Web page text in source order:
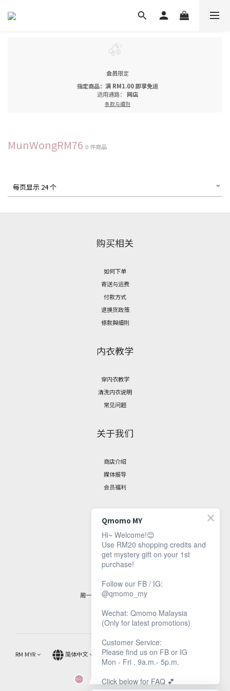
会员限定
指定商品：满 RM1.00 即享免运
适用通路： 网店
条款与细则
MunWongRM76 0 件商品
每页显示 24 个
购买相关
如何下单
寄送与运费
付款方式
退换货政策
條款與細則
内衣教学
穿内衣教学
清洗内衣说明
常见问题
关于我们
商店介绍
媒体报导
会员福利
聯絡我們
脸书专页
联繫资讯
客服时间：
周一至周五，9 am 至 5 pm
RM MYR 简体中文
Qmomo MY
Hi~ Welcome!😊
Use RM20 shopping credits and
get mystery gift on your 1st
purchase!
Follow our FB / IG:
@qmomo_my
Wechat: Qmomo Malaysia
(Only for latest promotions)
Customer Service:
Please find us on FB or IG
Mon - Fri , 9a.m.- 5p.m.
Click below for FAQ 💕